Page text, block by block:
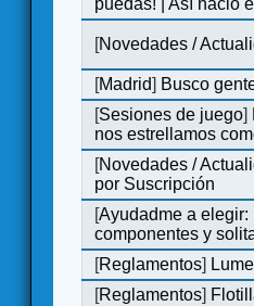
puedas! | Así nació
[Novedades /
[Madrid] Busco
[Sesiones de juego]
nos estrellamos
[Novedades /
por Suscripción
[Ayudadme a
componentes y
[Reglamentos]
[Reglamentos]